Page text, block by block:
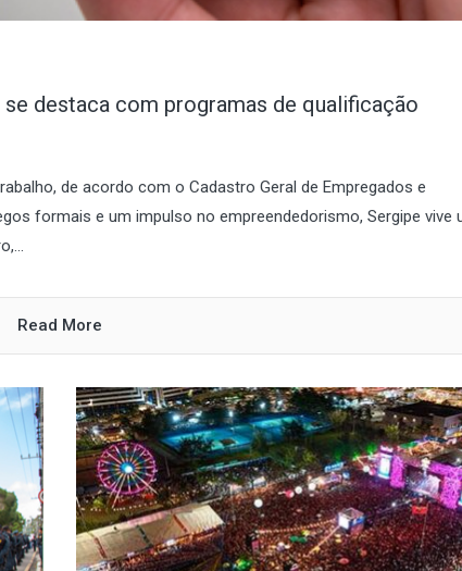
destaca com programas de qualificação
de acordo com o Cadastro Geral de Empregados e
formais e um impulso no empreendedorismo, Sergipe vive
Read More